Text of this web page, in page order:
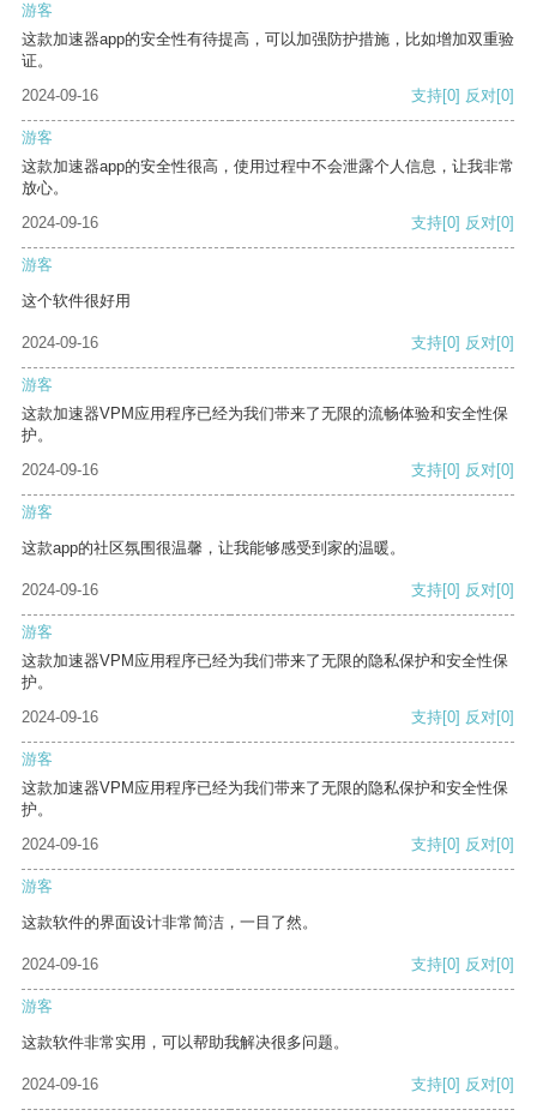
游客
这款加速器app的安全性有待提高，可以加强防护措施，比如增加双重验
证。
2024-09-16
支持[0] 反对[0]
游客
这款加速器app的安全性很高，使用过程中不会泄露个人信息，让我非常
放心。
2024-09-16
支持[0] 反对[0]
游客
这个软件很好用
2024-09-16 支持[0] 反对[0]
游客
这款加速器VPM应用程序已经为我们带来了无限的流畅体验和安全性保
护。
2024-09-16
支持[0] 反对[0]
游客
这款app的社区氛围很温馨，让我能够感受到家的温暖。
2024-09-16 支持[0] 反对[0]
游客
这款加速器VPM应用程序已经为我们带来了无限的隐私保护和安全性保
护。
2024-09-16
支持[0] 反对[0]
游客
这款加速器VPM应用程序已经为我们带来了无限的隐私保护和安全性保
护。
2024-09-16
支持[0] 反对[0]
游客
这款软件的界面设计非常简洁，一目了然。
2024-09-16 支持[0] 反对[0]
游客
这款软件非常实用，可以帮助我解决很多问题。
2024-09-16 支持[0] 反对[0]